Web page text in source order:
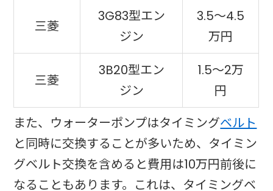
三菱
3G83型エン
ジン
3.5〜4.5
万円
三菱
3B20型エン
ジン
1.5〜2万
円
また、ウォーターポンプはタイミングベルト
と同時に交換することが多いため、タイミン
グベルト交換を含めると費用は10万円前後に
なることもあります。これは、タイミングベ